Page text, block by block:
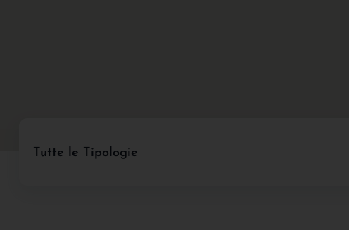
Tutte le Tipologie